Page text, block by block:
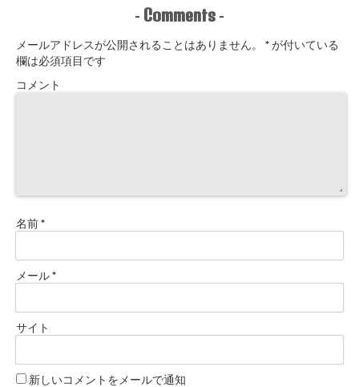
- Comments -
メールアドレスが公開されることはありません。 *が付いている
欄は必須項目です
コメント
名前*
メール*
サイト
新しいコメントをメールで通知